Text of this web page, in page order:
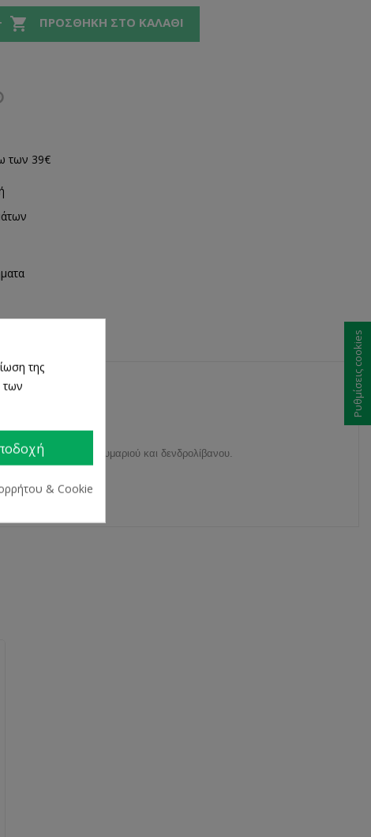
 ΠΡΟΣΘΉΚΗ ΣΤΟ ΚΑΛΆΘΙ
των 39€
έλαια λεβάντας,θυμαριού και δενδρολίβανου.
της
των
& Cookie
Ρυθμίσεις cookies